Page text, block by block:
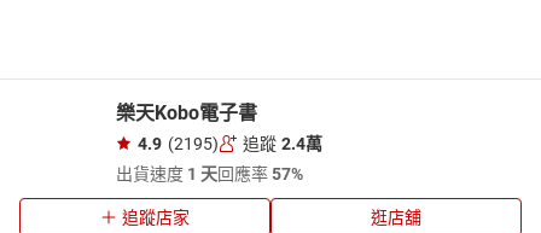
樂天Kobo電子書
4.9 (2195) 追蹤 2.4萬
出貨速度 1 天回應率57%
追蹤店家 逛店舖